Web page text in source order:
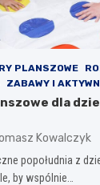
PLANSZOWE
ZABAWY I
dla
Kowalczyk
popołudnia z
by wspólnie…